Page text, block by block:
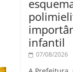
infantil
07/08/2026